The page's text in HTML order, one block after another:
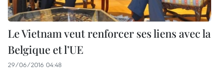
Le Vietnam veut renforcer ses liens avec la
Belgique et l’UE
29/06/2016 04:48